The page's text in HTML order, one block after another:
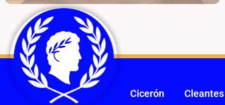
Cicerón
Cleantes